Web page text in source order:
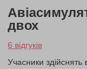
двох
6 відгуків
Учасники